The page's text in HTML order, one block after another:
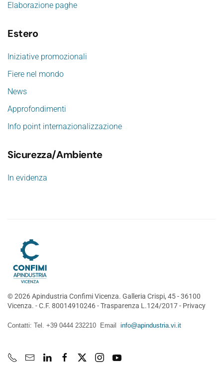
Elaborazione paghe
Estero
Iniziative promozionali
Fiere nel mondo
News
Approfondimenti
Info point internazionalizzazione
Sicurezza/Ambiente
In evidenza
©2026Apindustria Confimi Vicenza. Galleria Crispi, 45 - 36100
Vicenza. - C.F. 80014910246 -Trasparenza L.124/2017- Privacy
Contatti: Tel. +39 0444 232210 Email info@apindustria.vi.it